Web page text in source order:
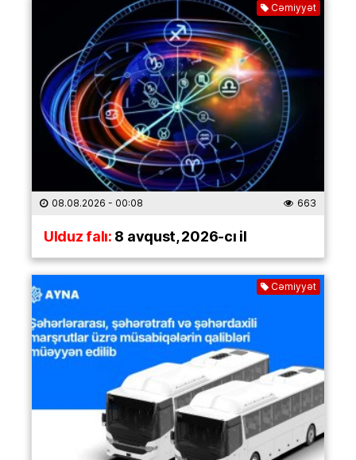
Cəmiyyət
08.08.2026 - 00:08 663
Ulduz falı:8 avqust, 2026-cı il
Cəmiyyət